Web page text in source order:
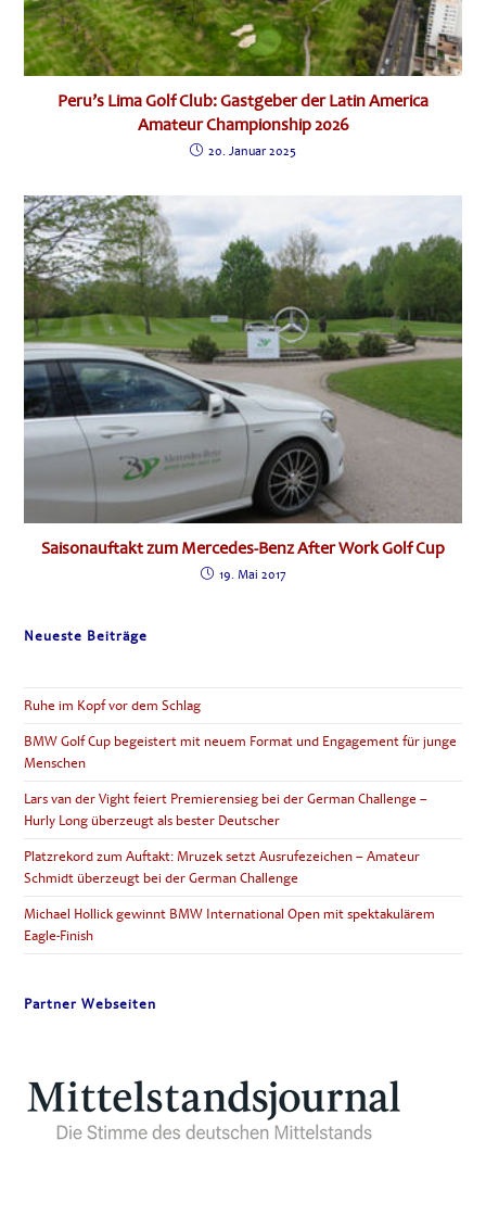
Peru’s Lima Golf Club: Gastgeber der Latin America
Amateur Championship 2026
20. Januar 2025
Saisonauftakt zum Mercedes-Benz After Work Golf Cup
19. Mai 2017
Neueste Beiträge
Ruhe im Kopf vor dem Schlag
BMW Golf Cup begeistert mit neuem Format und Engagement für junge
Menschen
Lars van der Vight feiert Premierensieg bei der German Challenge –
Hurly Long überzeugt als bester Deutscher
Platzrekord zum Auftakt: Mruzek setzt Ausrufezeichen – Amateur
Schmidt überzeugt bei der German Challenge
Michael Hollick gewinnt BMW International Open mit spektakulärem
Eagle-Finish
Partner Webseiten